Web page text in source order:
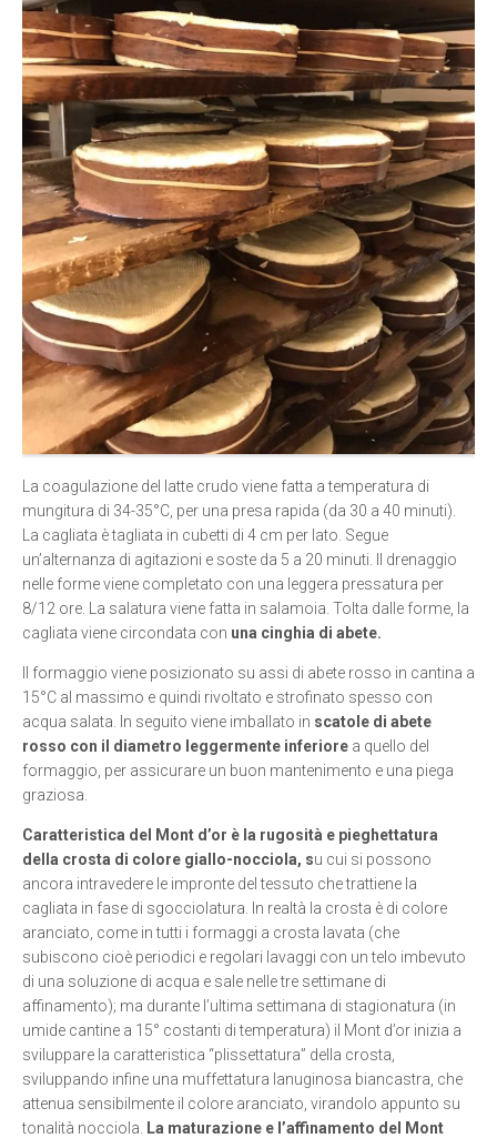
La coagulazione del latte crudo viene fatta a temperatura di
mungitura di 34-35°C, per una presa rapida (da 30 a 40 minuti).
La cagliata è tagliata in cubetti di 4 cm per lato. Segue
un’alternanza di agitazioni e soste da 5 a 20 minuti. Il drenaggio
nelle forme viene completato con una leggera pressatura per
8/12 ore. La salatura viene fatta in salamoia. Tolta dalle forme, la
cagliata viene circondata con una cinghia di abete.
Il formaggio viene posizionato su assi di abete rosso in cantina a
15°C al massimo e quindi rivoltato e strofinato spesso con
acqua salata. In seguito viene imballato in scatole di abete
rosso con il diametro leggermente inferiore a quello del
formaggio, per assicurare un buon mantenimento e una piega
graziosa.
Caratteristica del Mont d’or è la rugosità e pieghettatura
della crosta di colore giallo-nocciola, su cui si possono
ancora intravedere le impronte del tessuto che trattiene la
cagliata in fase di sgocciolatura. In realtà la crosta è di colore
aranciato, come in tutti i formaggi a crosta lavata (che
subiscono cioè periodici e regolari lavaggi con un telo imbevuto
di una soluzione di acqua e sale nelle tre settimane di
affinamento); ma durante l’ultima settimana di stagionatura (in
umide cantine a 15° costanti di temperatura) il Mont d’or inizia a
sviluppare la caratteristica “plissettatura” della crosta,
sviluppando infine una muffettatura lanuginosa biancastra, che
attenua sensibilmente il colore aranciato, virandolo appunto su
tonalità nocciola.
La maturazione e l’affinamento del Mont